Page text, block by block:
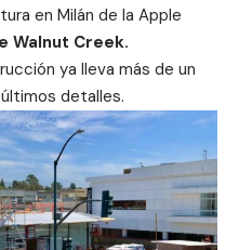
en Milán de la Apple
Walnut Creek.
ya lleva más de un
detalles.